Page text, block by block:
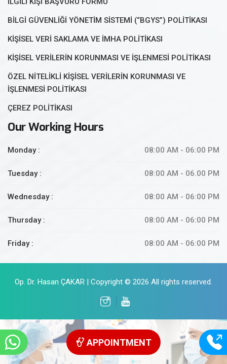
BİLGİ GÜVENLİĞİ YÖNETİM SİSTEMİ (“BGYS”) POLİTİKASI
KİŞİSEL VERİ SAKLAMA VE İMHA POLİTİKASI
KİŞİSEL VERİLERİN KORUNMASI VE İŞLENMESİ POLİTİKASI
ÖZEL NİTELİKLİ KİŞİSEL VERİLERİN KORUNMASI VE
İŞLENMESİ POLİTİKASI
ÇEREZ POLİTİKASI
Our Working Hours
Monday : 08:00 AM - 06:00 PM
Tuesday : 08:00 AM - 06.00 PM
Wednesday : 08:00 AM - 06:00 PM
Thursday : 08:00 AM - 06:00 PM
Friday : 08:00 AM - 06:00 PM
Op. Dr. Hasan ÇAKAR | Copyright © 2026 All rights reserved.
APPOINTMENT